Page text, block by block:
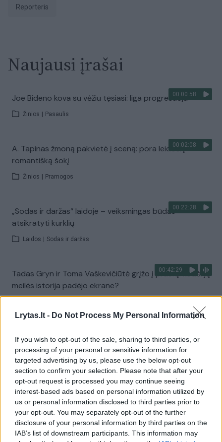
Lrytas.lt - Do Not Process My Personal Information
If you wish to opt-out of the sale, sharing to third parties, or
processing of your personal or sensitive information for
targeted advertising by us, please use the below opt-out
section to confirm your selection. Please note that after your
opt-out request is processed you may continue seeing
interest-based ads based on personal information utilized by
us or personal information disclosed to third parties prior to
your opt-out. You may separately opt-out of the further
disclosure of your personal information by third parties on the
IAB’s list of downstream participants. This information may
Reporteris
Naujausi įrašai
00:00:58
Joe Bideno kova su vėžiu tęsiasi: liga progresuoja
Žinios Pasaulis
00:02:08
A. Tapinas žmoną pakvietė į sceną: pora leidosi į
romantišką šokį
Žinios Pramogos
00:22:28
„Sodas ir daržas“ laidoje – veiksmingas būdas
atsikratyti kurklių
Laidos Sodas ir daržas
00:42:29
Tadas Gryn ir Toma Vaškevičiūtė grįžo į praeitį: kodėl jų
meilės istorija padėjo ekrane?
Žiūrimiausi įrašai
00:00:30
Vaizdai iš tragiškos avarijos Vilniaus r.: dviejų moterų ir
vaiko gyvybių išgelbėti nepavyko